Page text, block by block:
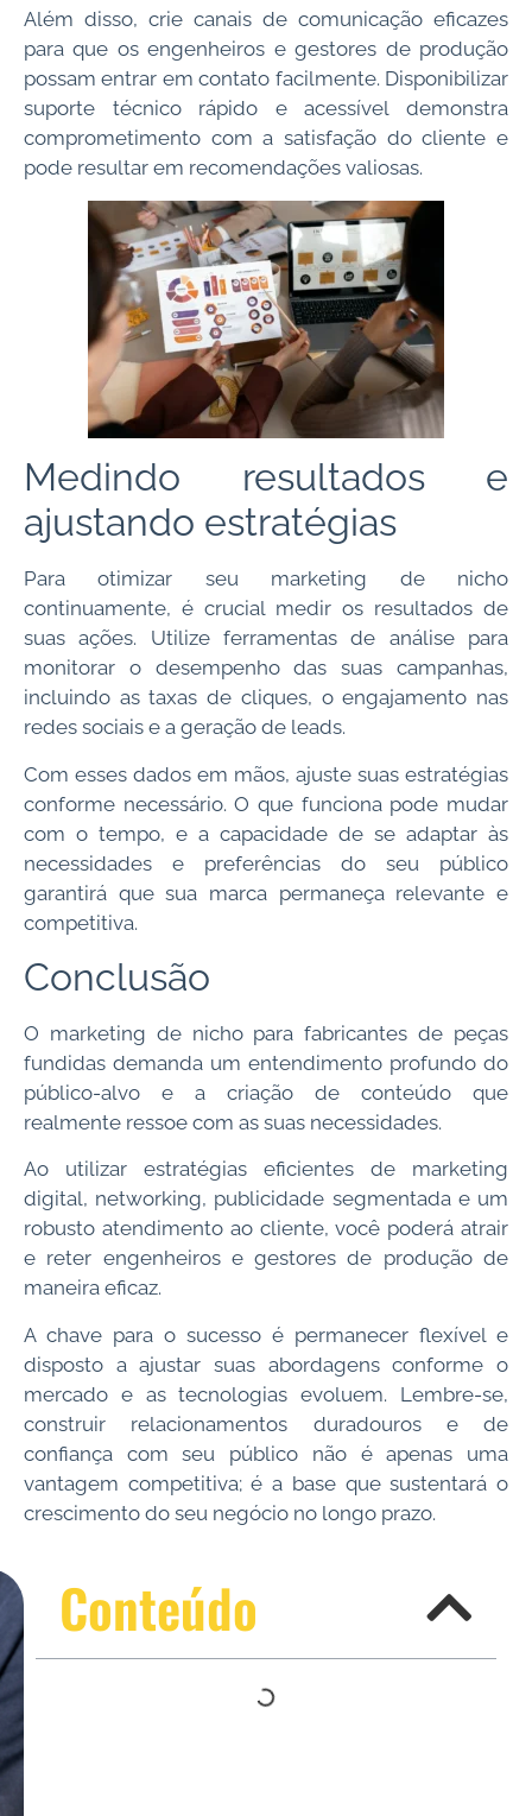
Além disso, crie canais de comunicação eficazes
para que os engenheiros e gestores de produção
possam entrar em contato facilmente. Disponibilizar
suporte técnico rápido e acessível demonstra
comprometimento com a satisfação do cliente e
pode resultar em recomendações valiosas.
Medindo resultados e
ajustando estratégias
Para otimizar seu marketing de nicho
continuamente, é crucial medir os resultados de
suas ações. Utilize ferramentas de análise para
monitorar o desempenho das suas campanhas,
incluindo as taxas de cliques, o engajamento nas
redes sociais e a geração de leads.
Com esses dados em mãos, ajuste suas estratégias
conforme necessário. O que funciona pode mudar
com o tempo, e a capacidade de se adaptar às
necessidades e preferências do seu público
garantirá que sua marca permaneça relevante e
competitiva.
Conclusão
O marketing de nicho para fabricantes de peças
fundidas demanda um entendimento profundo do
público-alvo e a criação de conteúdo que
realmente ressoe com as suas necessidades.
Ao utilizar estratégias eficientes de marketing
digital, networking, publicidade segmentada e um
robusto atendimento ao cliente, você poderá atrair
e reter engenheiros e gestores de produção de
maneira eficaz.
A chave para o sucesso é permanecer flexível e
disposto a ajustar suas abordagens conforme o
mercado e as tecnologias evoluem. Lembre-se,
construir relacionamentos duradouros e de
confiança com seu público não é apenas uma
vantagem competitiva; é a base que sustentará o
crescimento do seu negócio no longo prazo.
Conteúdo